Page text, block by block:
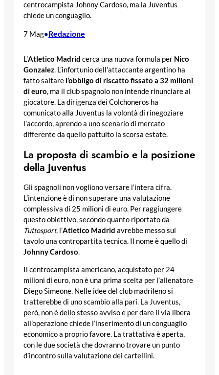
centrocampista Johnny Cardoso, ma la Juventus
chiede un conguaglio.
7 Mag•Redazione
L’Atletico Madrid cerca una nuova formula per Nico
Gonzalez. L’infortunio dell’attaccante argentino ha
fatto saltare l’obbligo di riscatto fissato a 32 milioni
di euro, ma il club spagnolo non intende rinunciare al
giocatore. La dirigenza dei Colchoneros ha
comunicato alla Juventus la volontà di rinegoziare
l’accordo, aprendo a uno scenario di mercato
differente da quello pattuito la scorsa estate.
La proposta di scambio e la posizione
della Juventus
Gli spagnoli non vogliono versare l’intera cifra.
L’intenzione è di non superare una valutazione
complessiva di 25 milioni di euro. Per raggiungere
questo obiettivo, secondo quanto riportato da
Tuttosport, l’Atletico Madrid avrebbe messo sul
tavolo una contropartita tecnica. Il nome è quello di
Johnny Cardoso.
Il centrocampista americano, acquistato per 24
milioni di euro, non è una prima scelta per l’allenatore
Diego Simeone. Nelle idee del club madrileno si
tratterebbe di uno scambio alla pari. La Juventus,
però, non è dello stesso avviso e per dare il via libera
all’operazione chiede l’inserimento di un conguaglio
economico a proprio favore. La trattativa è aperta,
con le due società che dovranno trovare un punto
d’incontro sulla valutazione dei cartellini.